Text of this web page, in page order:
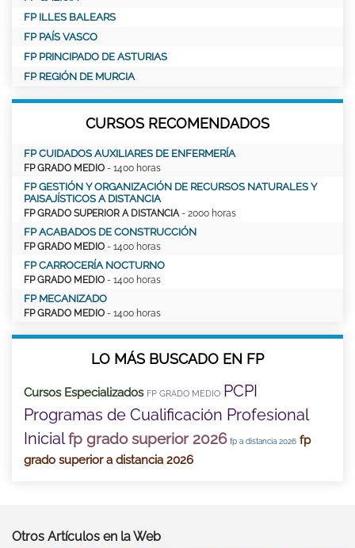
FP ILLES BALEARS
FP PAÍS VASCO
FP PRINCIPADO DE ASTURIAS
FP REGIÓN DE MURCIA
CURSOS RECOMENDADOS
FP CUIDADOS AUXILIARES DE ENFERMERÍA
FP GRADO MEDIO - 1400 horas
FP GESTIÓN Y ORGANIZACIÓN DE RECURSOS NATURALES Y
PAISAJÍSTICOS A DISTANCIA
FP GRADO SUPERIOR A DISTANCIA- 2000 horas
FP ACABADOS DE CONSTRUCCIÓN
FP GRADO MEDIO - 1400 horas
FP CARROCERÍA NOCTURNO
FP GRADO MEDIO - 1400 horas
FP MECANIZADO
FP GRADO MEDIO - 1400 horas
LO MÁS BUSCADO EN FP
Cursos Especializados FP GRADO MEDIO PCPI
Programas de Cualificación Profesional
Inicialfp grado superior 2026 fp a distancia 2026 fp
grado superior a distancia 2026
Otros Artículos en la Web